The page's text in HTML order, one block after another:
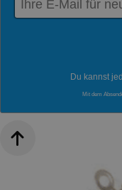
Du kannst
Mit dem